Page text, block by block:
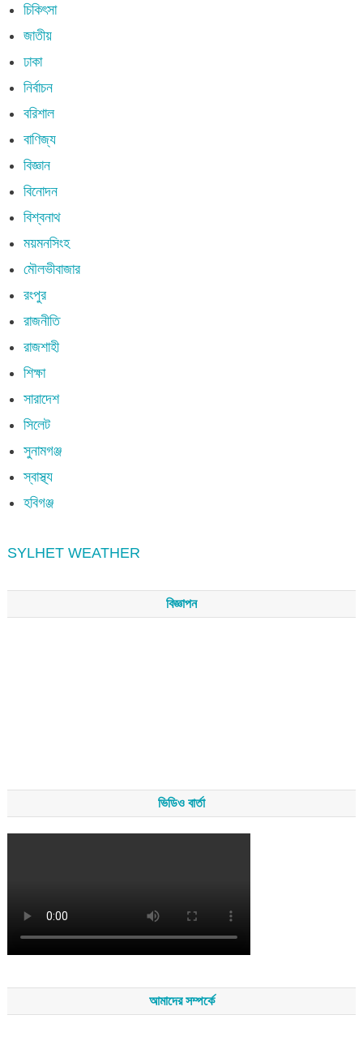
চিকিৎসা
জাতীয়
ঢাকা
নির্বাচন
বরিশাল
বাণিজ্য
বিজ্ঞান
বিনোদন
বিশ্বনাথ
ময়মনসিংহ
মৌলভীবাজার
রংপুর
রাজনীতি
রাজশাহী
শিক্ষা
সারাদেশ
সিলেট
সুনামগঞ্জ
স্বাস্থ্য
হবিগঞ্জ
SYLHET WEATHER
বিজ্ঞাপন
ভিডিও বার্তা
আমাদের সম্পর্কে